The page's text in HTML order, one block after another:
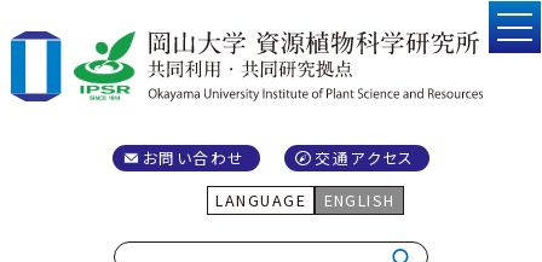
お問い合わせ
交通アクセス
LANGUAGE
ENGLISH